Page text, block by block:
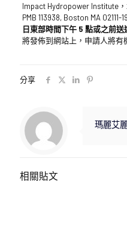
Impact Hydropower Institute
PMB 113938, Boston MA 02111-
日東部時間下午 5 點或之前送
將發佈到網站上，申請人將有
分享
瑪麗艾
相關貼文